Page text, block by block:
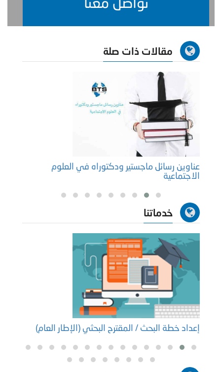
مقالات ذات صلة
عناوين رسائل ماجستير ودكتوراه في العلوم
الاجتماعية
خدماتنا
إعداد خطة البحث / المقترح البحثي (الإطار العام)